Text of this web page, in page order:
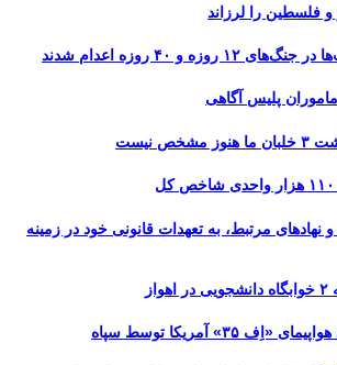
پلیس آگاهی
نیست
نهادهای مرتبط، به تعهدات قانونی خود در زمینه
آمریکا توسط سپاه